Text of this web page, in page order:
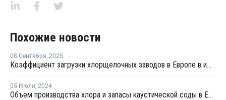
Похожие новости
08 Сентября, 2025
Коэффициент загрузки хлорщелочных заводов в Европе в июле продолжил рост
05 Июля, 2024
Объем производства хлора и запасы каустической соды в Европе снизились в мае